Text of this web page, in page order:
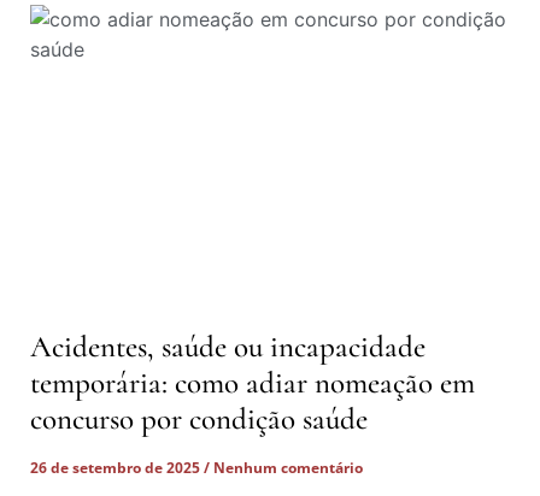
Acidentes, saúde ou incapacidade
temporária: como adiar nomeação em
concurso por condição saúde
26 de setembro de 2025
Nenhum comentário